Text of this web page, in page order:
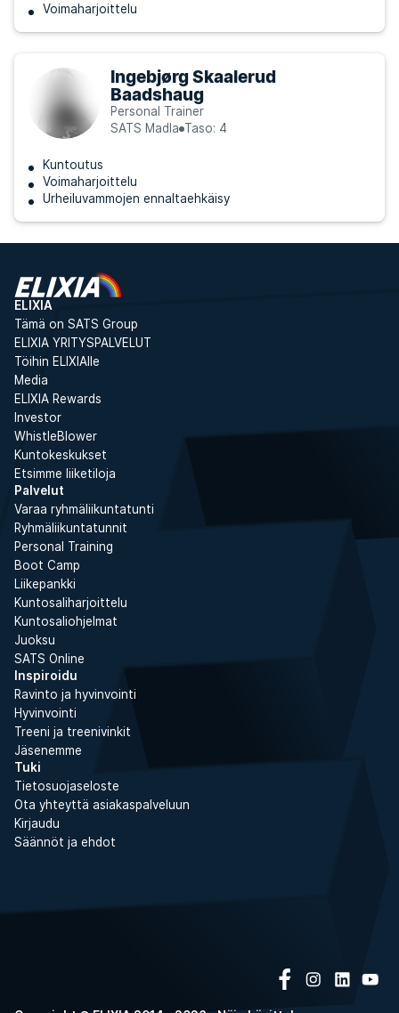
Voimaharjoittelu
Ingebjørg Skaalerud
Baadshaug
Personal Trainer
SATS Madla Taso: 4
Kuntoutus
Voimaharjoittelu
Urheiluvammojen ennaltaehkäisy
ELIXIA
Tämä on SATS Group
ELIXIA YRITYSPALVELUT
Töihin ELIXIAlle
Media
ELIXIA Rewards
Investor
WhistleBlower
Kuntokeskukset
Etsimme liiketiloja
Palvelut
Varaa ryhmäliikuntatunti
Ryhmäliikuntatunnit
Personal Training
Boot Camp
Liikepankki
Kuntosaliharjoittelu
Kuntosaliohjelmat
Juoksu
SATS Online
Inspiroidu
Ravinto ja hyvinvointi
Hyvinvointi
Treeni ja treenivinkit
Jäsenemme
Tuki
Tietosuojaseloste
Ota yhteyttä asiakaspalveluun
Kirjaudu
Säännöt ja ehdot